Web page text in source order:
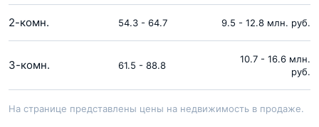
2-комн. 54.3 - 64.7 9.5 - 12.8 млн. руб.
3-комн. 61.5 - 88.8
10.7 - 16.6 млн.
руб.
На странице представлены цены на недвижимость в продаже.